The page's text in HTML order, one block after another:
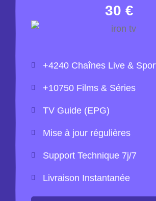
30 €
+4240 Chaînes Live &
+10750 Films & Séries
TV Guide (EPG)
Mise à jour régulières
Support Technique 7j/7
Livraison Instantanée